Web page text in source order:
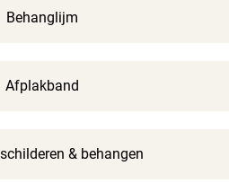
Behanglijm
Afplakband
& behangen